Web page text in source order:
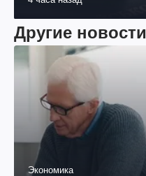
Другие новости
Экономика